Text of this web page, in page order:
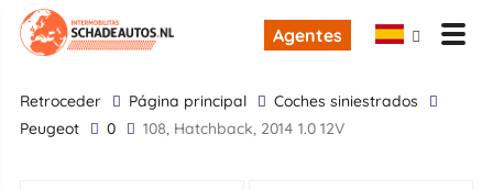
Agentes
retroceder Página principal
Coches siniestrados
Peugeot
0 108, Hatchback, 2014 1.0 12V